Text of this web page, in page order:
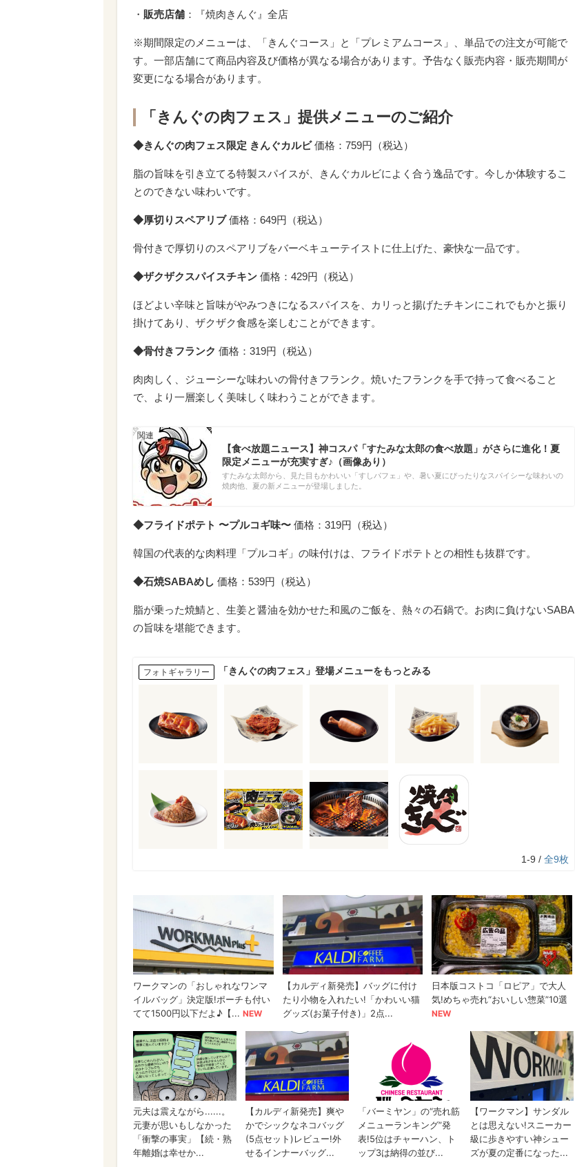
・ 販売店舗 ：『焼肉きんぐ』全店
※期間限定のメニューは、「きんぐコース」と「プレミアムコース」、単品での注文が可能で
す。一部店舗にて商品内容及び価格が異なる場合があります。予告なく販売内容・販売期間が
変更になる場合があります。
「きんぐの肉フェス」提供メニューのご紹介
◆きんぐの肉フェス限定 きんぐカルビ価格：759円（税込）
脂の旨味を引き立てる特製スパイスが、きんぐカルビによく合う逸品です。今しか体験するこ
とのできない味わいです。
◆厚切りスペアリブ価格：649円（税込）
骨付きで厚切りのスペアリブをバーベキューテイストに仕上げた、豪快な一品です。
◆ザクザクスパイスチキン 価格：429円（税込）
ほどよい辛味と旨味がやみつきになるスパイスを、カリっと揚げたチキンにこれでもかと振り
掛けてあり、ザクザク食感を楽しむことができます。
◆骨付きフランク 価格：319円（税込）
肉肉しく、ジューシーな味わいの骨付きフランク。焼いたフランクを手で持って食べること
で、より一層楽しく美味しく味わうことができます。
【食べ放題ニュース】神コスパ「すたみな太郎の食べ放題」がさらに進化！夏
限定メニューが充実すぎ♪（画像あり）
すたみな太郎から、見た目もかわいい「すしパフェ」や、暑い夏にぴったりなスパイシーな味わいの
焼肉他、夏の新メニューが登場しました。
◆フライドポテト 〜プルコギ味〜 価格：319円（税込）
韓国の代表的な肉料理「プルコギ」の味付けは、フライドポテトとの相性も抜群です。
◆石焼SABAめし 価格：539円（税込）
脂が乗った焼鯖と、生姜と醤油を効かせた和風のご飯を、熱々の石鍋で。お肉に負けないSABA
の旨味を堪能できます。
フォトギャラリー 「きんぐの肉フェス」登場メニューをもっとみる
1-9 / 全9枚